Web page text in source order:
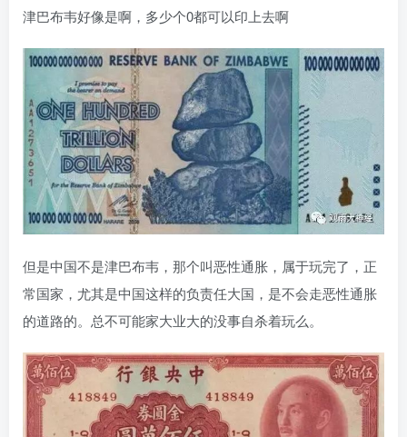
津巴布韦好像是啊，多少个0都可以印上去啊
但是中国不是津巴布韦，那个叫恶性通胀，属于玩完了，正
常国家，尤其是中国这样的负责任大国，是不会走恶性通胀
的道路的。总不可能家大业大的没事自杀着玩么。